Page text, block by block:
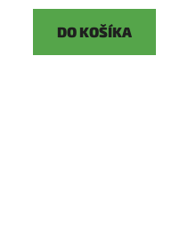
DO KOŠÍKA